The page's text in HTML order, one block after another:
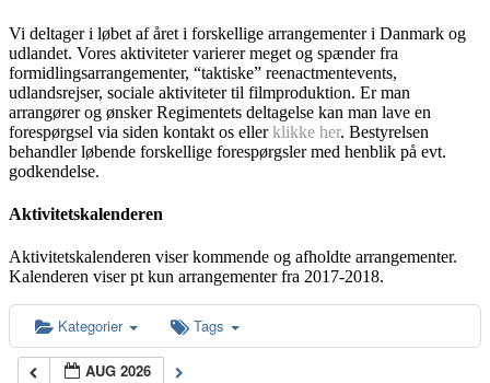
Vi deltager i løbet af året i forskellige arrangementer i Danmark og
udlandet. Vores aktiviteter varierer meget og spænder fra
formidlingsarrangementer, “taktiske” reenactmentevents,
udlandsrejser, sociale aktiviteter til filmproduktion. Er man
arrangører og ønsker Regimentets deltagelse kan man lave en
forespørgsel via siden kontakt os ellerklikke her. Bestyrelsen
behandler løbende forskellige forespørgsler med henblik på evt.
godkendelse.
Aktivitetskalenderen
Aktivitetskalenderen viser kommende og afholdte arrangementer.
Kalenderen viser pt kun arrangementer fra 2017-2018.
Kategorier Tags
AUG 2026